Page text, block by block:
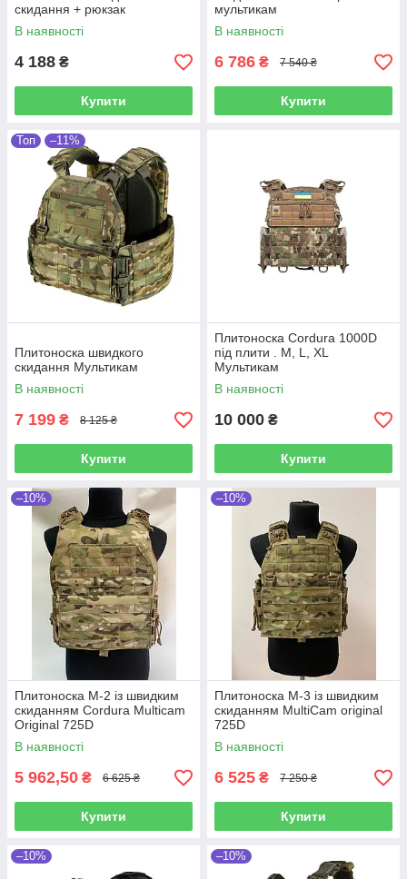
скидання + рюкзак
В наявності
4 188 ₴
Купити
мультикам
В наявності
6 786 ₴ 7 540 ₴
Купити
Топ –11%
Плитоноска швидкого
скидання Мультикам
В наявності
7 199 ₴ 8 125 ₴
Купити
Плитоноска Cordura 1000D
під плити . M, L, XL
Мультикам
В наявності
10 000 ₴
Купити
–10%
Плитоноска М-2 із швидким
скиданням Cordura Multicam
Original 725D
В наявності
5 962,50 ₴ 6 625 ₴
Купити
–10%
Плитоноска M-3 із швидким
скиданням MultiCam original
725D
В наявності
6 525 ₴ 7 250 ₴
Купити
–10% –10%